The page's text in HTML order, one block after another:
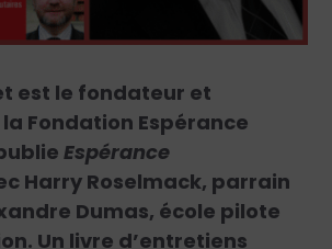
est le fondateur et
Fondation Espérance
Espérance
Harry Roselmack, parrain
Dumas, école pilote
Un livre d’entretiens